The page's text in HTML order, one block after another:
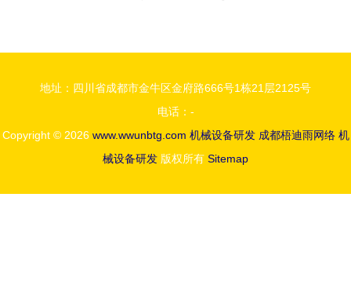
地址：四川省成都市金牛区金府路666号1栋21层2125号
电话：-
Copyright © 2026 www.wwunbtg.com 机械设备研发 成都梧迪雨网络 机
械设备研发 版权所有 Sitemap